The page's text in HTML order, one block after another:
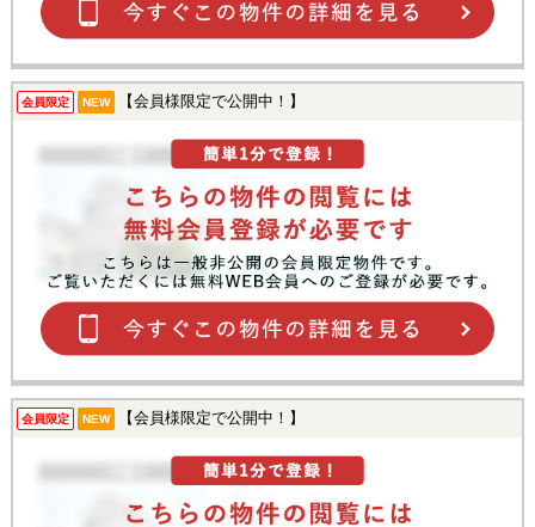
会員限定 NEW 【会員様限定で公開中！】
会員限定 NEW 【会員様限定で公開中！】